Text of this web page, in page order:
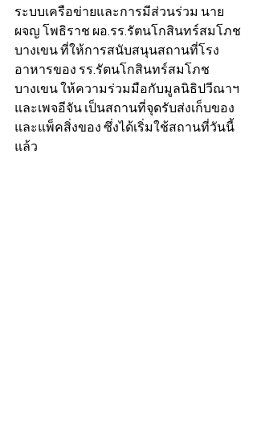
ระบบเครือข่ายและการมีส่วนร่วม นาย
ผจญ โพธิราช ผอ.รร.รัตนโกสินทร์สมโภช
บางเขน ที่ให้การสนับสนุนสถานที่โรง
อาหารของ รร.รัตนโกสินทร์สมโภช
บางเขน ให้ความร่วมมือกับมูลนิธิปวีณาฯ
และเพจอีจัน เป็นสถานที่จุดรับส่งเก็บของ
และแพ็คสิ่งของ ซึ่งได้เริ่มใช้สถานที่วันนี้
แล้ว